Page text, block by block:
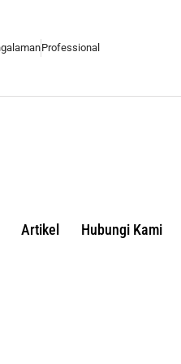
Professional
Artikel Hubungi Kami